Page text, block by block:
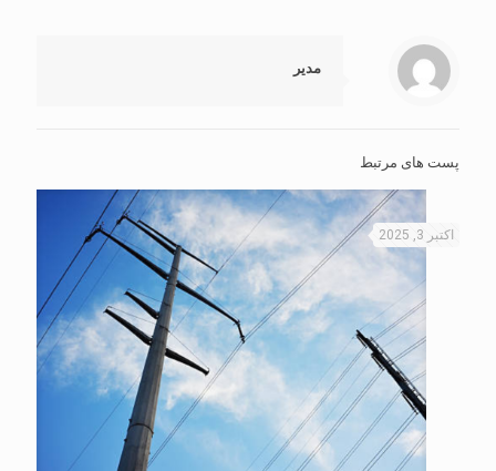
مدیر
پست های مرتبط
اکتبر 3, 2025